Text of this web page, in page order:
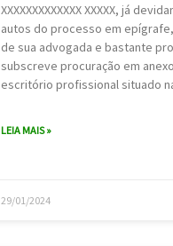
XXXXXXXXXXXXX XXXXX, já
autos do processo em
de sua advogada e bastante
subscreve procuração em
escritório profissional situado
LEIA MAIS »
29/01/2024